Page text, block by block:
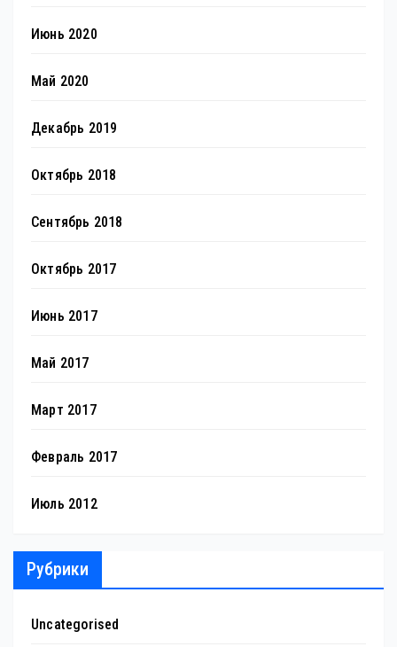
Июнь 2020
Май 2020
Декабрь 2019
Октябрь 2018
Сентябрь 2018
Октябрь 2017
Июнь 2017
Май 2017
Март 2017
Февраль 2017
Июль 2012
Рубрики
Uncategorised